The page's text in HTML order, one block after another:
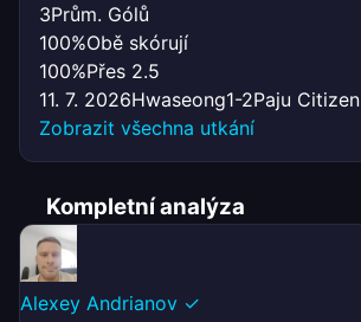
3Prům. Gólů
100%Obě skórují
100%Přes 2.5
11. 7. 2026Hwaseong1-2Paju Citizen
Zobrazit všechna utkání
Kompletní analýza
Alexey Andrianov ✓